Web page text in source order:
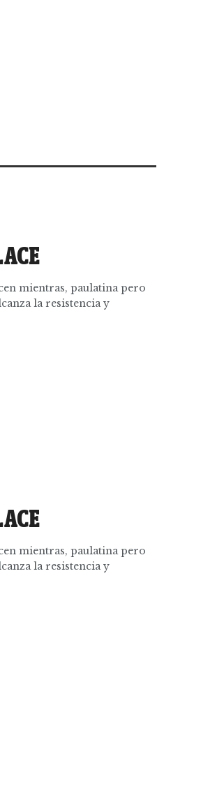
mientras, paulatina pero
la resistencia y
mientras, paulatina pero
la resistencia y